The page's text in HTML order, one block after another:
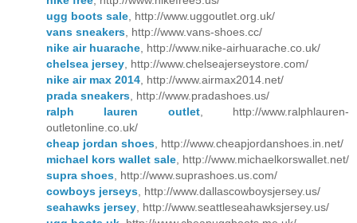
ugg boots sale, http://www.uggoutlet.org.uk/
vans sneakers, http://www.vans-shoes.cc/
nike air huarache, http://www.nike-airhuarache.co.uk/
chelsea jersey, http://www.chelseajerseystore.com/
nike air max 2014, http://www.airmax2014.net/
prada sneakers, http://www.pradashoes.us/
ralph lauren outlet, http://www.ralphlauren-
outletonline.co.uk/
cheap jordan shoes, http://www.cheapjordanshoes.in.net/
michael kors wallet sale, http://www.michaelkorswallet.net/
supra shoes, http://www.suprashoes.us.com/
cowboys jerseys, http://www.dallascowboysjersey.us/
seahawks jersey, http://www.seattleseahawksjersey.us/